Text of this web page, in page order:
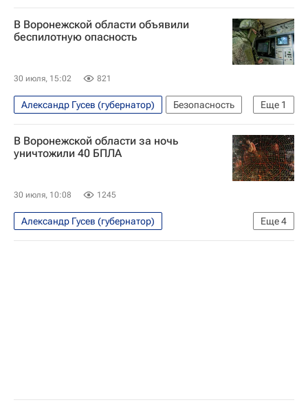
Специальная военная операция на Украине
Безопасность
Воронежская область
В Воронежской области объявили
беспилотную опасность
30 июля, 15:02 821
Еще 1
Александр Гусев (губернатор)
Безопасность
Воронежская область
В Воронежской области за ночь
уничтожили 40 БПЛА
30 июля, 10:08 1245
Еще4
Александр Гусев (губернатор)
Специальная военная операция на Украине